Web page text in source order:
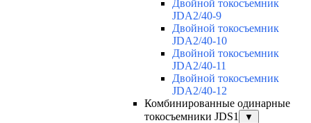
Двойной токосъемник
JDA2/40-9
Двойной токосъемник
JDA2/40-10
Двойной токосъемник
JDA2/40-11
Двойной токосъемник
JDA2/40-12
Комбинированные одинарные
токосъемники JDS1
▼